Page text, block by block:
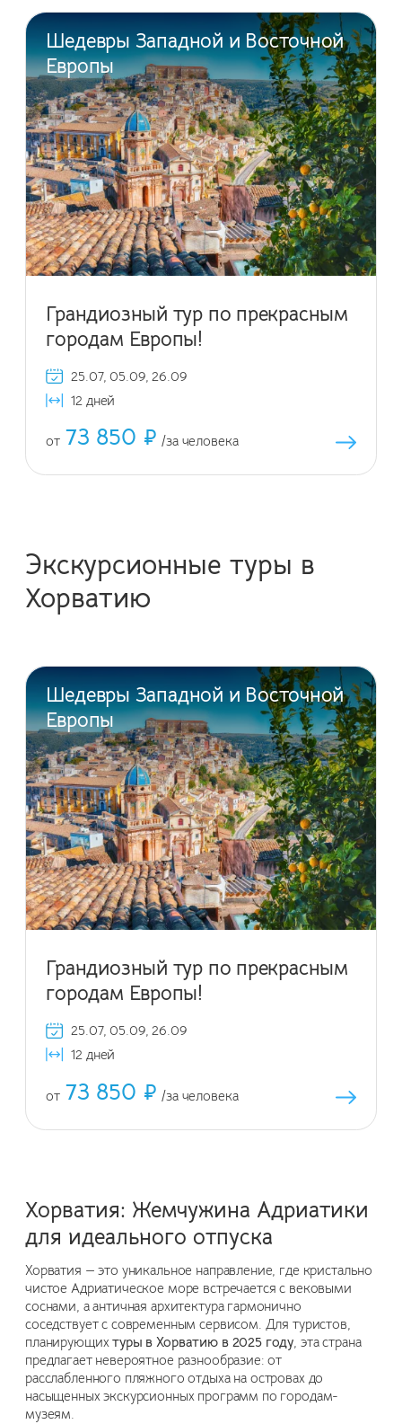
Шедевры Западной и Восточной
Европы
Грандиозный тур по прекрасным
городам Европы!
25.07, 05.09, 26.09
12 дней
от 73 850 ₽ /за человека
Экскурсионные туры в
Хорватию
Шедевры Западной и Восточной
Европы
Грандиозный тур по прекрасным
городам Европы!
25.07, 05.09, 26.09
12 дней
от 73 850 ₽ /за человека
Хорватия: Жемчужина Адриатики
для идеального отпуска
Хорватия — это уникальное направление, где кристально
чистое Адриатическое море встречается с вековыми
соснами, а античная архитектура гармонично
соседствует с современным сервисом. Для туристов,
планирующихтуры в Хорватию в 2025 году, эта страна
предлагает невероятное разнообразие: от
расслабленного пляжного отдыха на островах до
насыщенных экскурсионных программ по городам-
музеям.